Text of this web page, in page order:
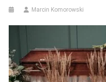
Marcin Komorowski